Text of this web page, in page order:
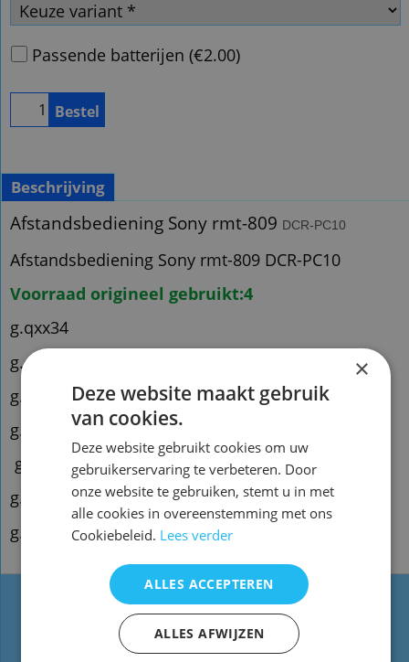
Passende batterijen (€2.00)
Bestel
Beschrijving
Afstandsbediening Sony rmt-809 DCR-PC10
Afstandsbediening Sony rmt-809 DCR-PC10
Voorraad origineel gebruikt:4
g.qxx34
g.qxxl01
g.qh01
g.qh17
g.qxx90
g.qwv11
g.Qfx03
Website informatie
Contact
afstandsbediening
×
Deze website maakt gebruik
van cookies.
Deze website gebruikt cookies om uw
gebruikerservaring te verbeteren. Door
onze website te gebruiken, stemt u in met
alle cookies in overeenstemming met ons
Cookiebeleid. Lees verder
ALLES ACCEPTEREN
ALLES AFWIJZEN